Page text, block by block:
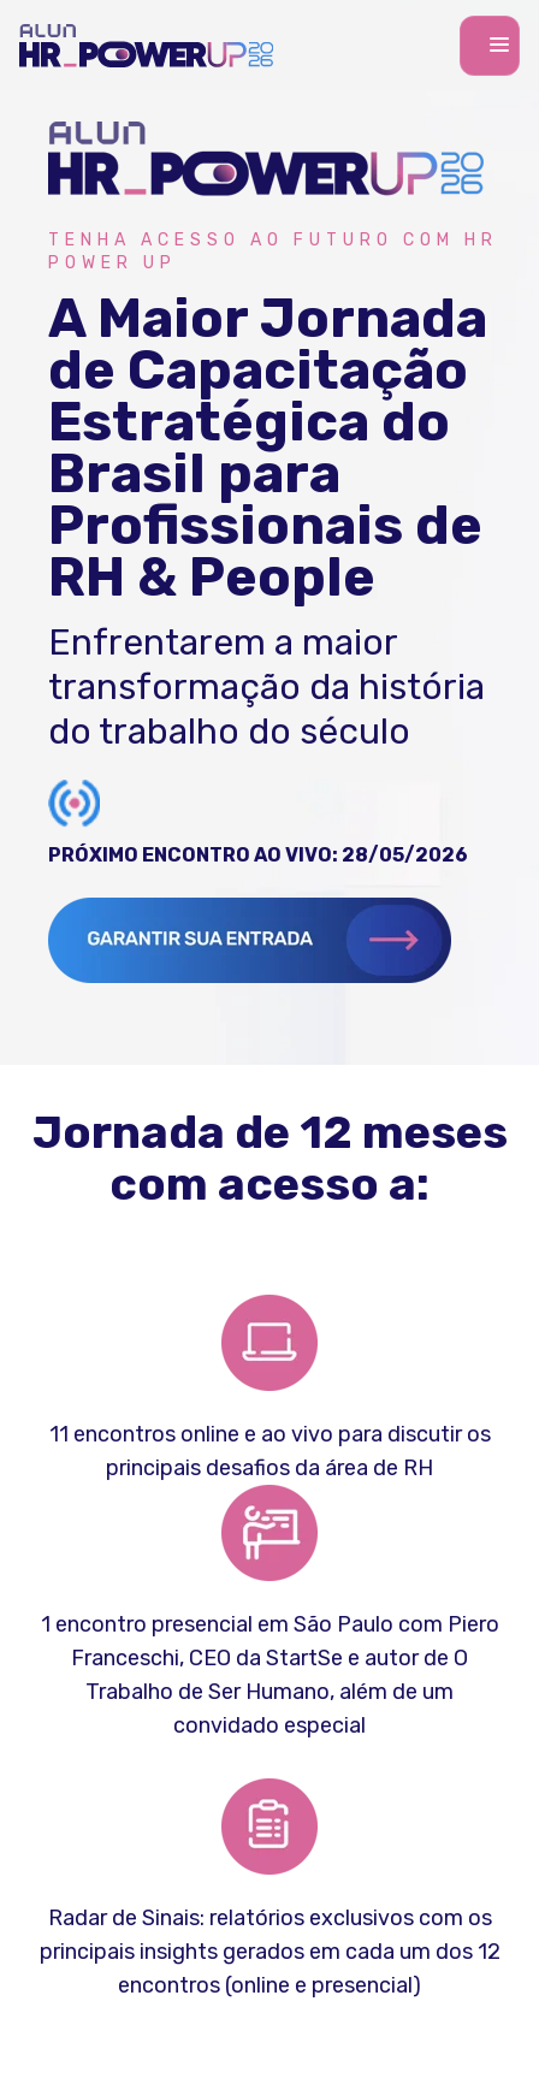
TENHA ACESSO AO FUTURO COM HR
POWER UP
A Maior Jornada
de Capacitação
Estratégica do
Brasil para
Profissionais de
RH & People
Enfrentarem a maior
transformação da história
do trabalho do século
PRÓXIMO ENCONTRO AO VIVO: 28/05/2026
Jornada de 12 meses
com acesso a:
11 encontros online e ao vivo para discutir os
principais desafios da área de RH
1 encontro presencial em São Paulo com Piero
Franceschi, CEO da StartSe e autor de O
Trabalho de Ser Humano, além de um
convidado especial
Radar de Sinais: relatórios exclusivos com os
principais insights gerados em cada um dos 12
encontros (online e presencial)